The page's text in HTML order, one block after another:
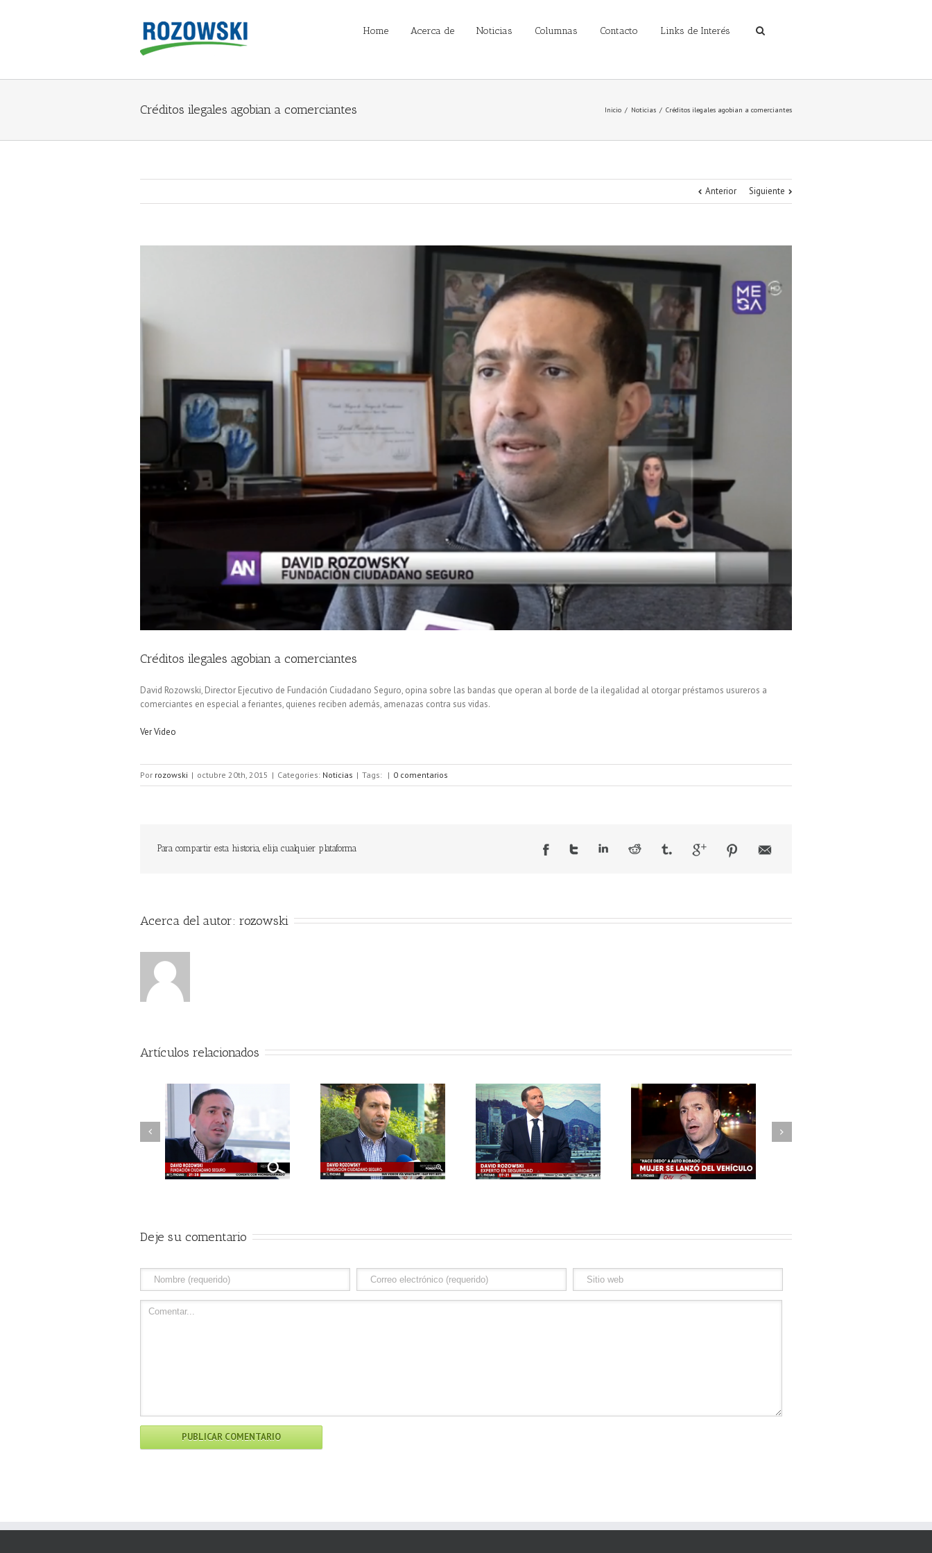
Home Acerca de Noticias Columnas Contacto Links de Interés
Créditos ilegales agobian a comerciantes Inicio Noticias Créditos ilegales agobian a comerciantes
Anterior Siguiente
Créditos ilegales agobian a comerciantes
David Rozowski, Director Ejecutivo de Fundación Ciudadano Seguro, opina sobre las bandas que operan al borde de la ilegalidad al otorgar préstamos usureros a
comerciantes en especial a feriantes, quienes reciben además, amenazas contra sus vidas.
Ver Video
Por rozowski | octubre 20th, 2015 | Categories: Noticias | Tags: | 0 comentarios
Para compartir esta historia, elija cualquier plataforma
Acerca del autor: rozowski
Artículos relacionados
Marcan a personas saliendo
de Bancos
David Rozowski habló del
operativo por carabinero
parapetado
Mujer se lanza de vehículo
tras hacer dedo
Comercio atemorizado por
robos violentos.
Previous
Next
Deje su comentario